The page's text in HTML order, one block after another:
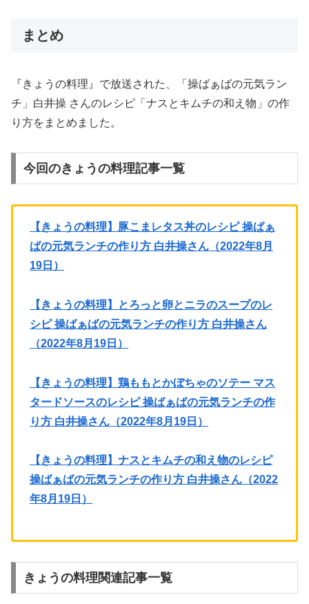
まとめ
『きょうの料理』で放送された、「操ばぁばの元気ラン
チ」白井操 さんのレシピ「ナスとキムチの和え物」の作
り方をまとめました。
今回のきょうの料理記事一覧
【きょうの料理】豚こまレタス丼のレシピ 操ばぁ
ばの元気ランチの作り方 白井操さん（2022年8月
19日）
【きょうの料理】とろっと卵とニラのスープのレ
シピ 操ばぁばの元気ランチの作り方 白井操さん
（2022年8月19日）
【きょうの料理】鶏ももとかぼちゃのソテー マス
タードソースのレシピ 操ばぁばの元気ランチの作
り方 白井操さん（2022年8月19日）
【きょうの料理】ナスとキムチの和え物のレシピ
操ばぁばの元気ランチの作り方 白井操さん（2022
年8月19日）
きょうの料理関連記事一覧